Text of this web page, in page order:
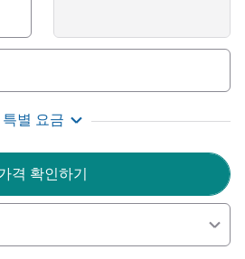
특별 요금
격 확인하기